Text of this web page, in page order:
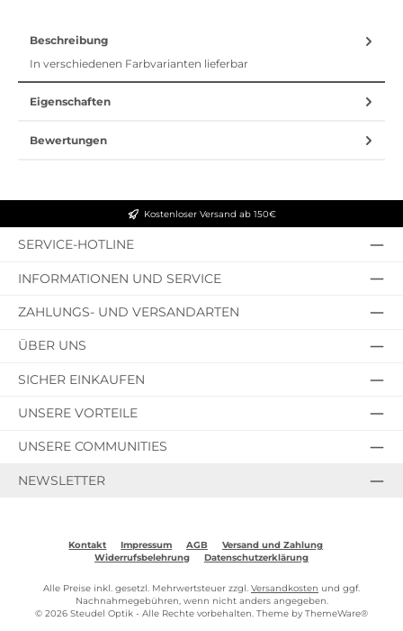
Beschreibung
In verschiedenen Farbvarianten lieferbar
Eigenschaften
Bewertungen
Kostenloser Versand ab 150€
SERVICE-HOTLINE
INFORMATIONEN UND SERVICE
ZAHLUNGS- UND VERSANDARTEN
ÜBER UNS
SICHER EINKAUFEN
UNSERE VORTEILE
UNSERE COMMUNITIES
NEWSLETTER
Kontakt Impressum AGB
Versand und Zahlung
Widerrufsbelehrung
Datenschutzerklärung
Alle Preise inkl. gesetzl. Mehrwertsteuer zzgl. Versandkosten und ggf.
Nachnahmegebühren, wenn nicht anders angegeben.
© 2026 Steudel Optik - Alle Rechte vorbehalten. Theme by ThemeWare®